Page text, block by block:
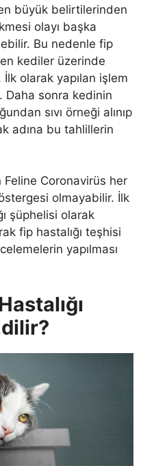
büyük belirtilerinden
olayı başka
Bu nedenle fip
kediler üzerinde
olarak yapılan işlem
Daha sonra kedinin
sıvı örneği alınıp
adına bu tahlillerin
Feline Coronavirüs her
olmayabilir. İlk
şüphelisi olarak
fip hastalığı teşhisi
yapılması